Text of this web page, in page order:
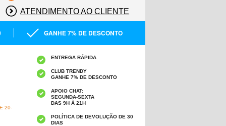
ATENDIMENTO AO CLIENTE
GANHE 7% DE DESCONTO
20-
ENTREGA RÁPIDA
CLUB TRENDY
GANHE 7% DE DESCONTO
APOIO CHAT:
SEGUNDA-SEXTA
DAS 9H À 21H
POLÍTICA DE DEVOLUÇÃO DE 30
DIAS